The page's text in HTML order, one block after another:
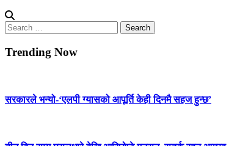
Search
for:
Trending Now
सरकारले भन्यो-‘एलपी ग्यासको आपूर्ति केही दिनमै सहज हुन्छ’